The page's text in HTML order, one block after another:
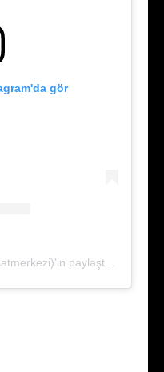
gör
Çözüm Tesisat (@cozumtesisatmerkezi)'in paylaştığı bir gönderi